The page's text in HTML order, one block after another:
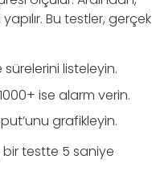
Bu testler, gerçek
listeleyin.
ise alarm verin.
grafikleyin.
testte 5 saniye